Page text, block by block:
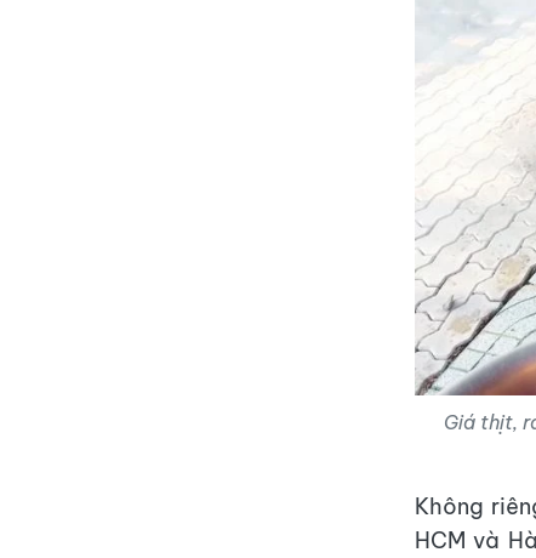
Giá thịt,
Không
HCM và